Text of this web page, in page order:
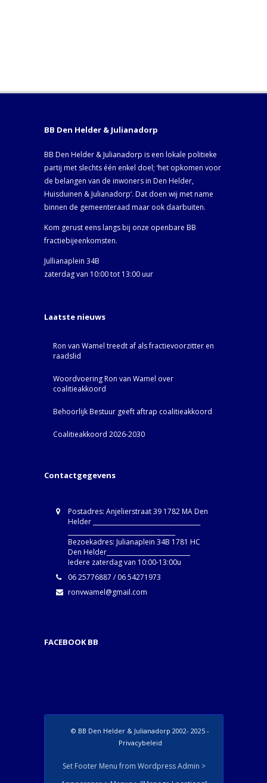
BB Den Helder & Julianadorp
BB Den Helder & Julianadorp is een lokale politieke
partij met slechts één enkel doel; ‘het opkomen voor
de belangen van de inwoners in Den Helder,
Huisduinen & Julianadorp‘. Dat doen wij met name
binnen de gemeenteraad maar ook daarbuiten.
Kom gerust eens langs bij onze openbare BB
fractiebijeenkomsten.
Jullianaplein 34B
zaterdag van 10:00 tot 13:00 uur
Laatste nieuws
Ron van Wamel treedt af als fractievoorzitter en
raadslid
Woordvoering Ron van Wamel over
coalitieakkoord
Behoorlijk Bestuur geeft aftrap coalitieakkoord
Coalitieakkoord 2026-2030
Contactgegevens
Postadres: Anjelierstraat 39 1782 MA Den
Helder ____________________________________
Bezoekadres: Julianaplein 34B 1781 HC
Den Helder____________________________
Iedere zaterdag van 10:00-13:00u
06 25776887 / 06 54271973
ronvwamel@gmail.com
FACEBOOK BB
© BB Den Helder & Julianadorp 2002- 2025 -
Privacybeleid
Set Footer Menu from Wordpress Admin >